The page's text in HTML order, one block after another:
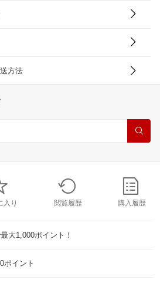
方法
入り 閲覧履歴 購入履歴
大1,000ポイント！
ポイント